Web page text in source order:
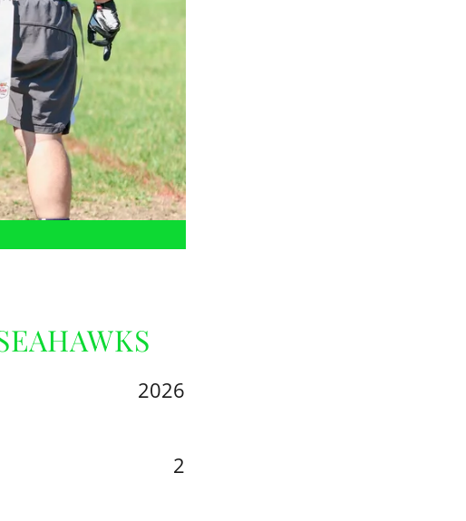
2026
2